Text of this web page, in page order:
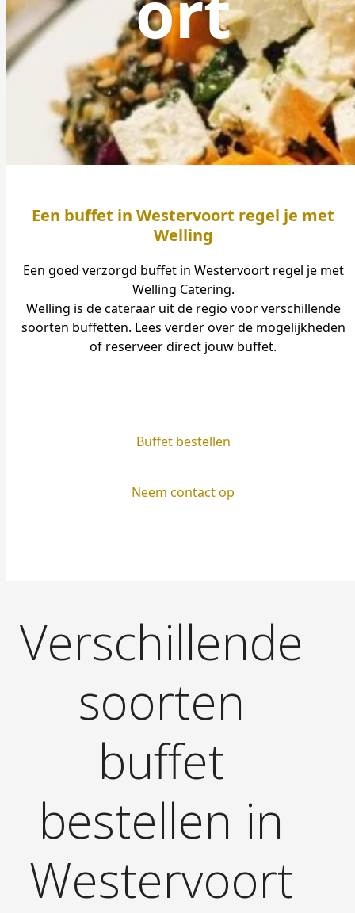
Een buffet in Westervoort regel je met
Welling
Een goed verzorgd buffet in Westervoort regel je met
Welling Catering.
Welling is de cateraar uit de regio voor verschillende
soorten buffetten. Lees verder over de mogelijkheden
of reserveer direct jouw buffet.
Buffet bestellen
Neem contact op
Verschillende
soorten
buffet
bestellen in
Westervoort